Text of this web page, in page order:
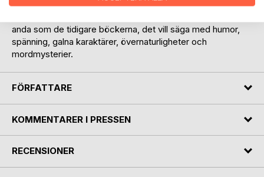
riktigt illa.
anda som de tidigare böckerna, det vill säga med humor,
spänning, galna karaktärer, övernaturligheter och
mordmysterier.
FÖRFATTARE
KOMMENTARER I PRESSEN
RECENSIONER